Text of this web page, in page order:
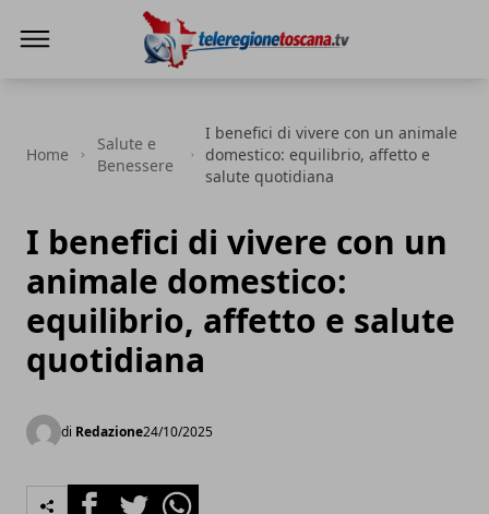
Home
Salute e
Benessere
I benefici di vivere con un animale
domestico: equilibrio, affetto e
salute quotidiana
I benefici di vivere con un
animale domestico:
equilibrio, affetto e salute
quotidiana
di Redazione24/10/2025
FacebookTwitterWhatsapp